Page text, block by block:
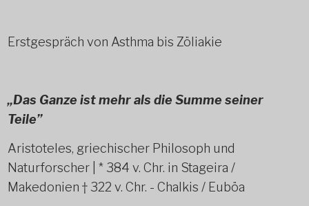
Erstgespräch von Asthma bis Zöliakie
„Das Ganze ist mehr als die Summe seiner
Teile”
Aristoteles, griechischer Philosoph und
Naturforscher | * 384 v. Chr. in Stageira /
Makedonien † 322 v. Chr. - Chalkis / Euböa